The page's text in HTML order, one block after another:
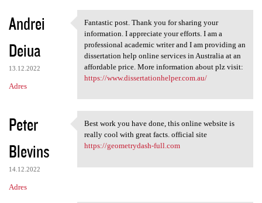
Andrei
Deiua
13.12.2022
Adres
Fantastic post. Thank you for
Fantastic post. Thank you for sharing your
information. I appreciate your efforts. I am a
professional academic writer and I am providing an
dissertation help online services in Australia at an
affordable price. More information about plz visit:
https://www.dissertationhelper.com.au/
Peter
Blevins
14.12.2022
Adres
Best work you have done, this
Best work you have done, this online website is
really cool with great facts. official site
https://geometrydash-full.com